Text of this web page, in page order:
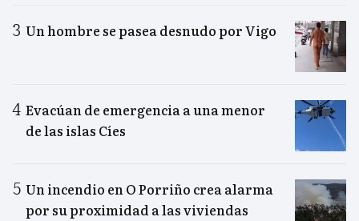
Un hombre se pasea desnudo por Vigo
Evacúan de emergencia a una menor
de las islas Cíes
Un incendio en O Porriño crea alarma
por su proximidad a las viviendas